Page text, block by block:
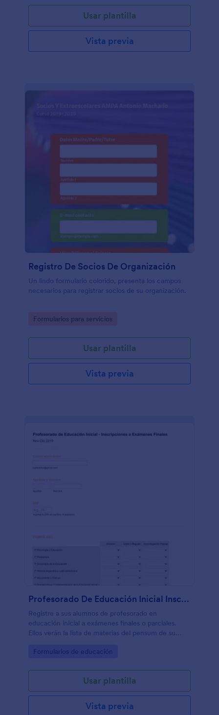
Usar plantilla
Vista previa
Registro De Socios De Organización
Un lindo formulario colorido, presenta los campos
necesarios para registrar socios de su organización.
Go to Category:
Formularios para servicios
Usar plantilla
Vista previa
Profesorado De Educación Inicial Inscripciones A Exámenes Finales
Registre a sus alumnos de profesorado en
educación inicial a exámenes finales o parciales.
Ellos verán la lista de materias del pensum de su
resulta útil para catedráticos o encargados de
Go to Category:
Formularios de educación
Usar plantilla
Vista previa